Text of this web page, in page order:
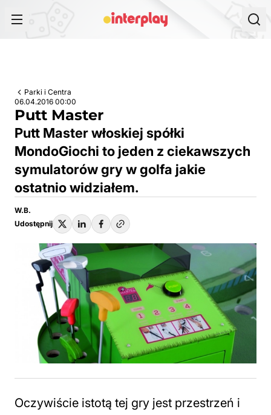
Parki i Centra
06.04.2016 00:00
Putt Master
Putt Master włoskiej spółki
MondoGiochi to jeden z ciekawszych
symulatorów gry w golfa jakie
ostatnio widziałem.
W.B.
Udostępnij
Oczywiście istotą tej gry jest przestrzeń i